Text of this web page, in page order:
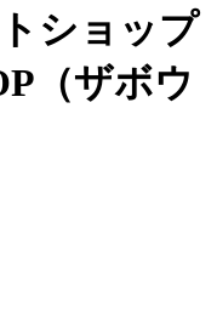
ショップ
（ザボウ